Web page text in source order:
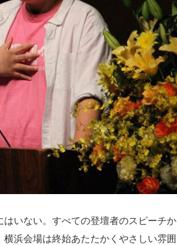
いない。すべての登壇者のスピーチか
浜会場は終始あたたかくやさしい雰囲